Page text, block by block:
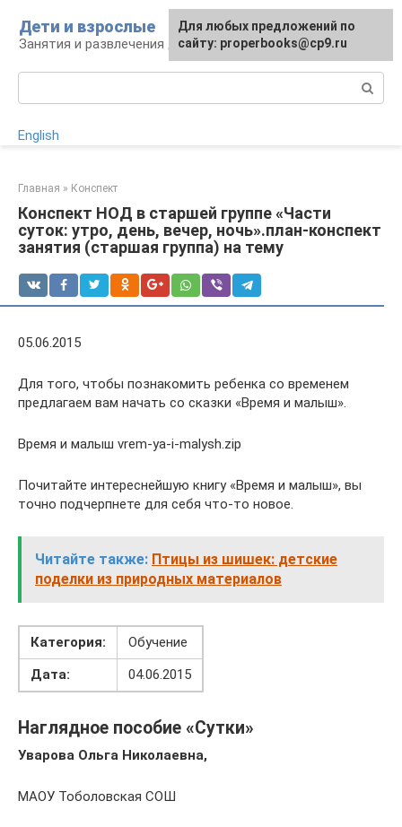
контенту
Дети и взрослые
Занятия и развлечения для дошкольников
English
Главная » Конспект
Конспект НОД в старшей группе «Части
суток: утро, день, вечер, ночь».план-конспект
занятия (старшая группа) на тему
05.06.2015
Для того, чтобы познакомить ребенка со временем
предлагаем вам начать со сказки «Время и малыш».
Время и малыш vrem-ya-i-malysh.zip
Почитайте интереснейшую книгу «Время и малыш», вы
точно подчерпнете для себя что-то новое.
Читайте также: Птицы из шишек: детские
поделки из природных материалов
Категория:
Обучение
Дата:
04.06.2015
Наглядное пособие «Сутки»
Уварова Ольга Николаевна,
МАОУ Тоболовская СОШ
Для любых предложений по
сайту: properbooks@cp9.ru